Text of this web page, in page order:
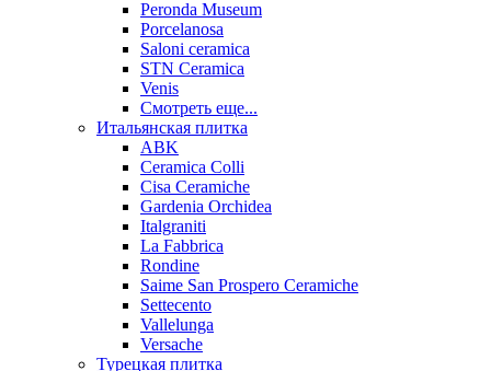
Peronda Museum
Porcelanosa
Saloni ceramica
STN Ceramica
Venis
Смотреть еще...
Итальянская плитка
ABK
Ceramica Colli
Cisa Ceramiche
Gardenia Orchidea
Italgraniti
La Fabbrica
Rondine
Saime San Prospero Ceramiche
Settecento
Vallelunga
Versache
Турецкая плитка